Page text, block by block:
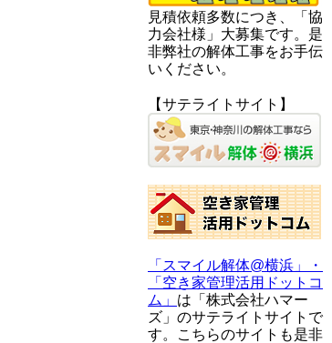
見積依頼多数につき、「協
力会社様」大募集です。是
非弊社の解体工事をお手伝
いください。
【サテライトサイト】
「スマイル解体@横浜」・
「空き家管理活用ドットコ
ム」 は「株式会社ハマー
ズ」のサテライトサイトで
す。こちらのサイトも是非